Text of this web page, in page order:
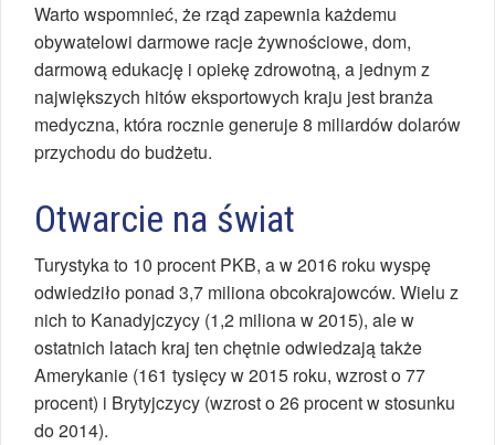
Warto wspomnieć, że rząd zapewnia każdemu
obywatelowi darmowe racje żywnościowe, dom,
darmową edukację i opiekę zdrowotną, a jednym z
największych hitów eksportowych kraju jest branża
medyczna, która rocznie generuje 8 miliardów dolarów
przychodu do budżetu.
Otwarcie na świat
Turystyka to 10 procent PKB, a w 2016 roku wyspę
odwiedziło ponad 3,7 miliona obcokrajowców. Wielu z
nich to Kanadyjczycy (1,2 miliona w 2015), ale w
ostatnich latach kraj ten chętnie odwiedzają także
Amerykanie (161 tysięcy w 2015 roku, wzrost o 77
procent) i Brytyjczycy (wzrost o 26 procent w stosunku
do 2014).